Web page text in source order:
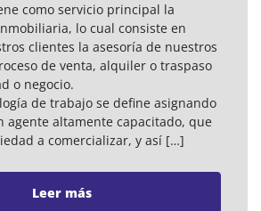
como servicio principal la
lo cual consiste en
clientes la asesoría de nuestros
de venta, alquiler o traspaso
o negocio.
de trabajo se define asignando
agente altamente capacitado, que
a comercializar, y así […]
Leer más